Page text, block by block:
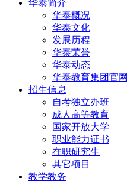
华泰简介
华泰概况
华泰文化
发展历程
华泰荣誉
华泰动态
华泰教育集团官网
招生信息
自考独立办班
成人高等教育
国家开放大学
职业能力证书
在职研究生
其它项目
教学教务